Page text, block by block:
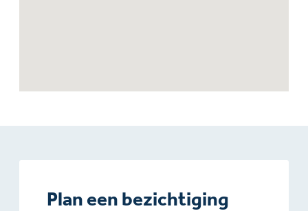
Plan een bezichtiging